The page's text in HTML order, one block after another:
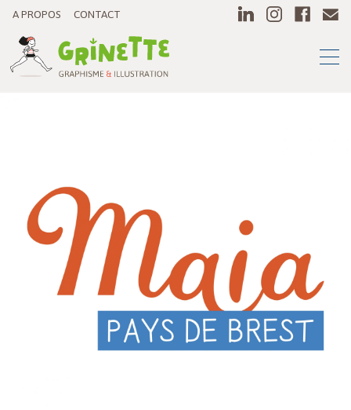
A PROPOS CONTACT
DESIGN GRAPHIQUE
CHARTE
GRAPHIQUE
FLYER LOGO PAPETTERIE
PRÉVENTION SANTÉ